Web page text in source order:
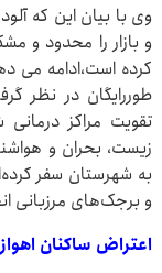
وی با بیان این که
و بازار را محدود و
کرده است،ادامه می
طوررایگان در نظر
تقویت مراکز
به شهرستان سفر
و برجک‌های مرزبانی
اعتراض ساکنان اهواز